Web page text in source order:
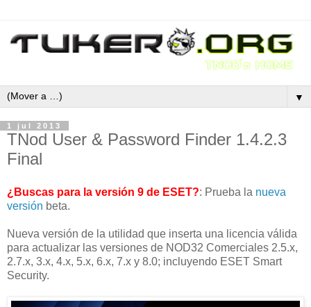
▼
1 jul 2013
TNod User & Password Finder 1.4.2.3
Final
¿Buscas para la versión 9 de ESET?: Prueba la nueva
versión beta.
Nueva versión de la utilidad que inserta una licencia válida
para actualizar las versiones de NOD32 Comerciales 2.5.x,
2.7.x, 3.x, 4.x, 5.x, 6.x, 7.x y 8.0; incluyendo ESET Smart
Security.